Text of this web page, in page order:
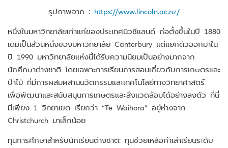
รูปภาพจาก : https://www.lincoln.ac.nz/
หนึ่งในมหาวิทยาลัยเก่าแก่ของประเทศนิวซีแลนด์ ก่อตั้งขึ้นในปี 1880
เดิมเป็นส่วนหนึ่งของมหาวิทยาลัย Canterbury แต่แยกตัวออกมาใน
ปี 1990 มหาวิทยาลัยแห่งนี้ได้รับความนิยมเป็นอย่างมากจาก
นักศึกษาต่างชาติ โดยเฉพาะการเรียนการสอนเกี่ยวกับการเกษตรและ
ป่าไม้ ที่มีการผสมผสานนวัตกรรมและเทคโนโลยีทางวิทยาศาสตร์
เพื่อพัฒนาและสนับสนุนการเกษตรและสิ่งแวดล้อมได้อย่างลงตัว ที่นี่
มีเพียง 1 วิทยาเขต เรียกว่า “Te Waihora” อยู่ห่างจาก
Christchurch มาเล็กน้อย
ทุนการศึกษาสำหรับนักเรียนต่างชาติ: ทุนช่วยเหลือค่าเล่าเรียนระดับ